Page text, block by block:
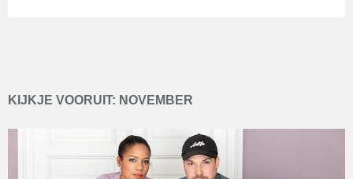
KIJKJE VOORUIT: NOVEMBER